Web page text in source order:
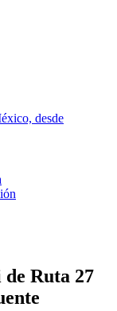
desde
Ruta 27